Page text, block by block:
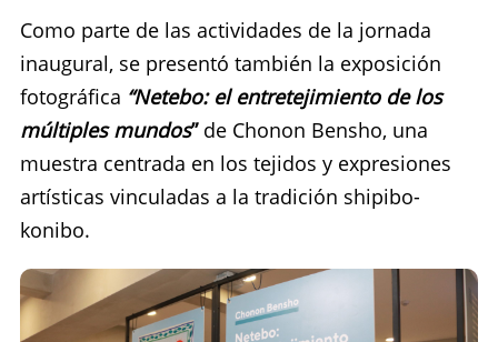
Como parte de las actividades de la jornada
inaugural, se presentó también la exposición
fotográfica “Netebo: el entretejimiento de los
múltiples mundos”de Chonon Bensho, una
muestra centrada en los tejidos y expresiones
artísticas vinculadas a la tradición shipibo-
konibo.